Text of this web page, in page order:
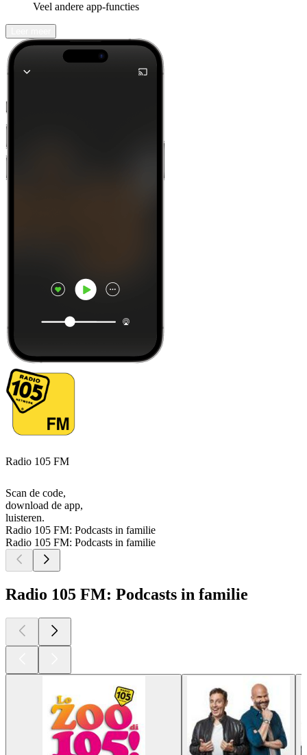
Veel andere app-functies
Radio 105 FM
Scan de code,
download de app,
luisteren.
Radio 105 FM: Podcasts in familie
Radio 105 FM: Podcasts in familie
Radio 105 FM: Podcasts in familie